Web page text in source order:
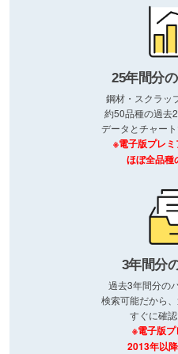
25年間分
鋼材・スクラッ
約50品種の過去
データとチャート
※電子版プレ
ほぼ全品種
3年間分
過去3年間分の
検索可能だから
すぐに確認
※電子版
2013年以